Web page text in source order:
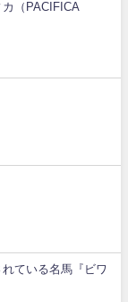
（PACIFICA
ている名馬『ビワ